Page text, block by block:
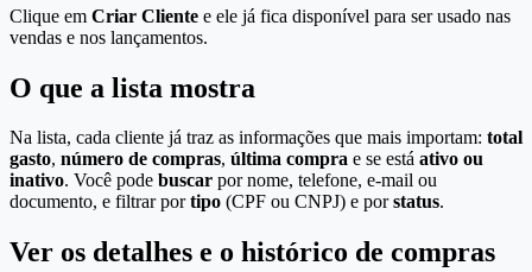
Clique em Criar Cliente e ele já fica disponível para ser usado nas
vendas e nos lançamentos.
O que a lista mostra
Na lista, cada cliente já traz as informações que mais importam: total
gasto, número de compras, última compra e se está ativo ou
inativo. Você pode buscar por nome, telefone, e-mail ou
documento, e filtrar portipo (CPF ou CNPJ) e porstatus.
Ver os detalhes e o histórico de compras